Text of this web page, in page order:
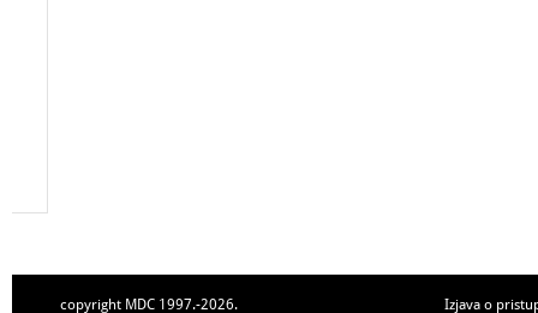
copyright MDC 1997.-2026. Izjava o